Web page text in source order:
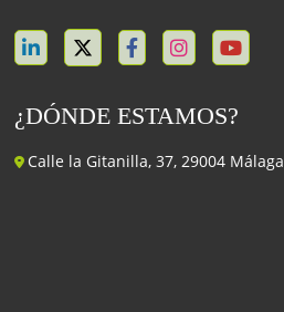
¿DÓNDE ESTAMOS?
Calle la Gitanilla, 37, 29004 Málaga